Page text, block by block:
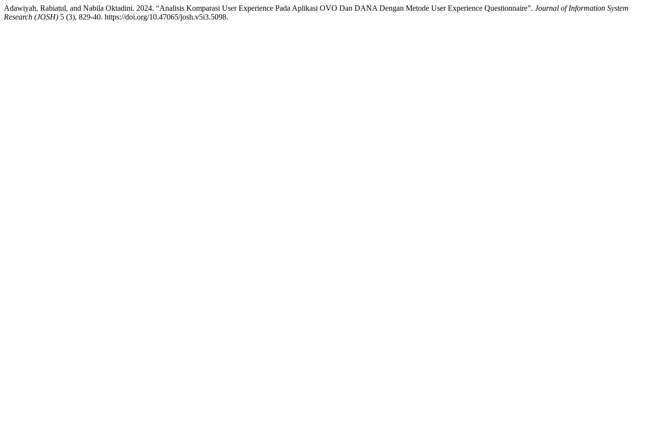
Adawiyah, Rabiatul, and Nabila Oktadini. 2024. “Analisis Komparasi User Experience Pada Aplikasi OVO Dan DANA Dengan Metode User Experience Questionnaire”. Journal of Information System
Research (JOSH) 5 (3), 829-40. https://doi.org/10.47065/josh.v5i3.5098.